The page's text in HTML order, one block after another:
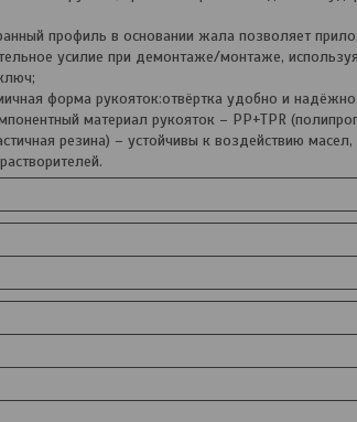
профиль в основании жала позволяет
усилие при демонтаже/монтаже,
форма рукояток:отвёртка удобно и
материал рукояток – PP+TPR
резина) – устойчивы к воздействию масел,